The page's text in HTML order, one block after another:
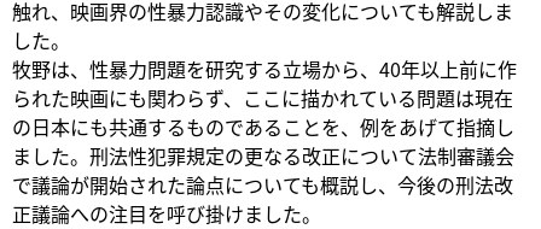
触れ、映画界の性暴力認識やその変化についても解説しま
した。
牧野は、性暴力問題を研究する立場から、40年以上前に作
られた映画にも関わらず、ここに描かれている問題は現在
の日本にも共通するものであることを、例をあげて指摘し
ました。刑法性犯罪規定の更なる改正について法制審議会
で議論が開始された論点についても概説し、今後の刑法改
正議論への注目を呼び掛けました。